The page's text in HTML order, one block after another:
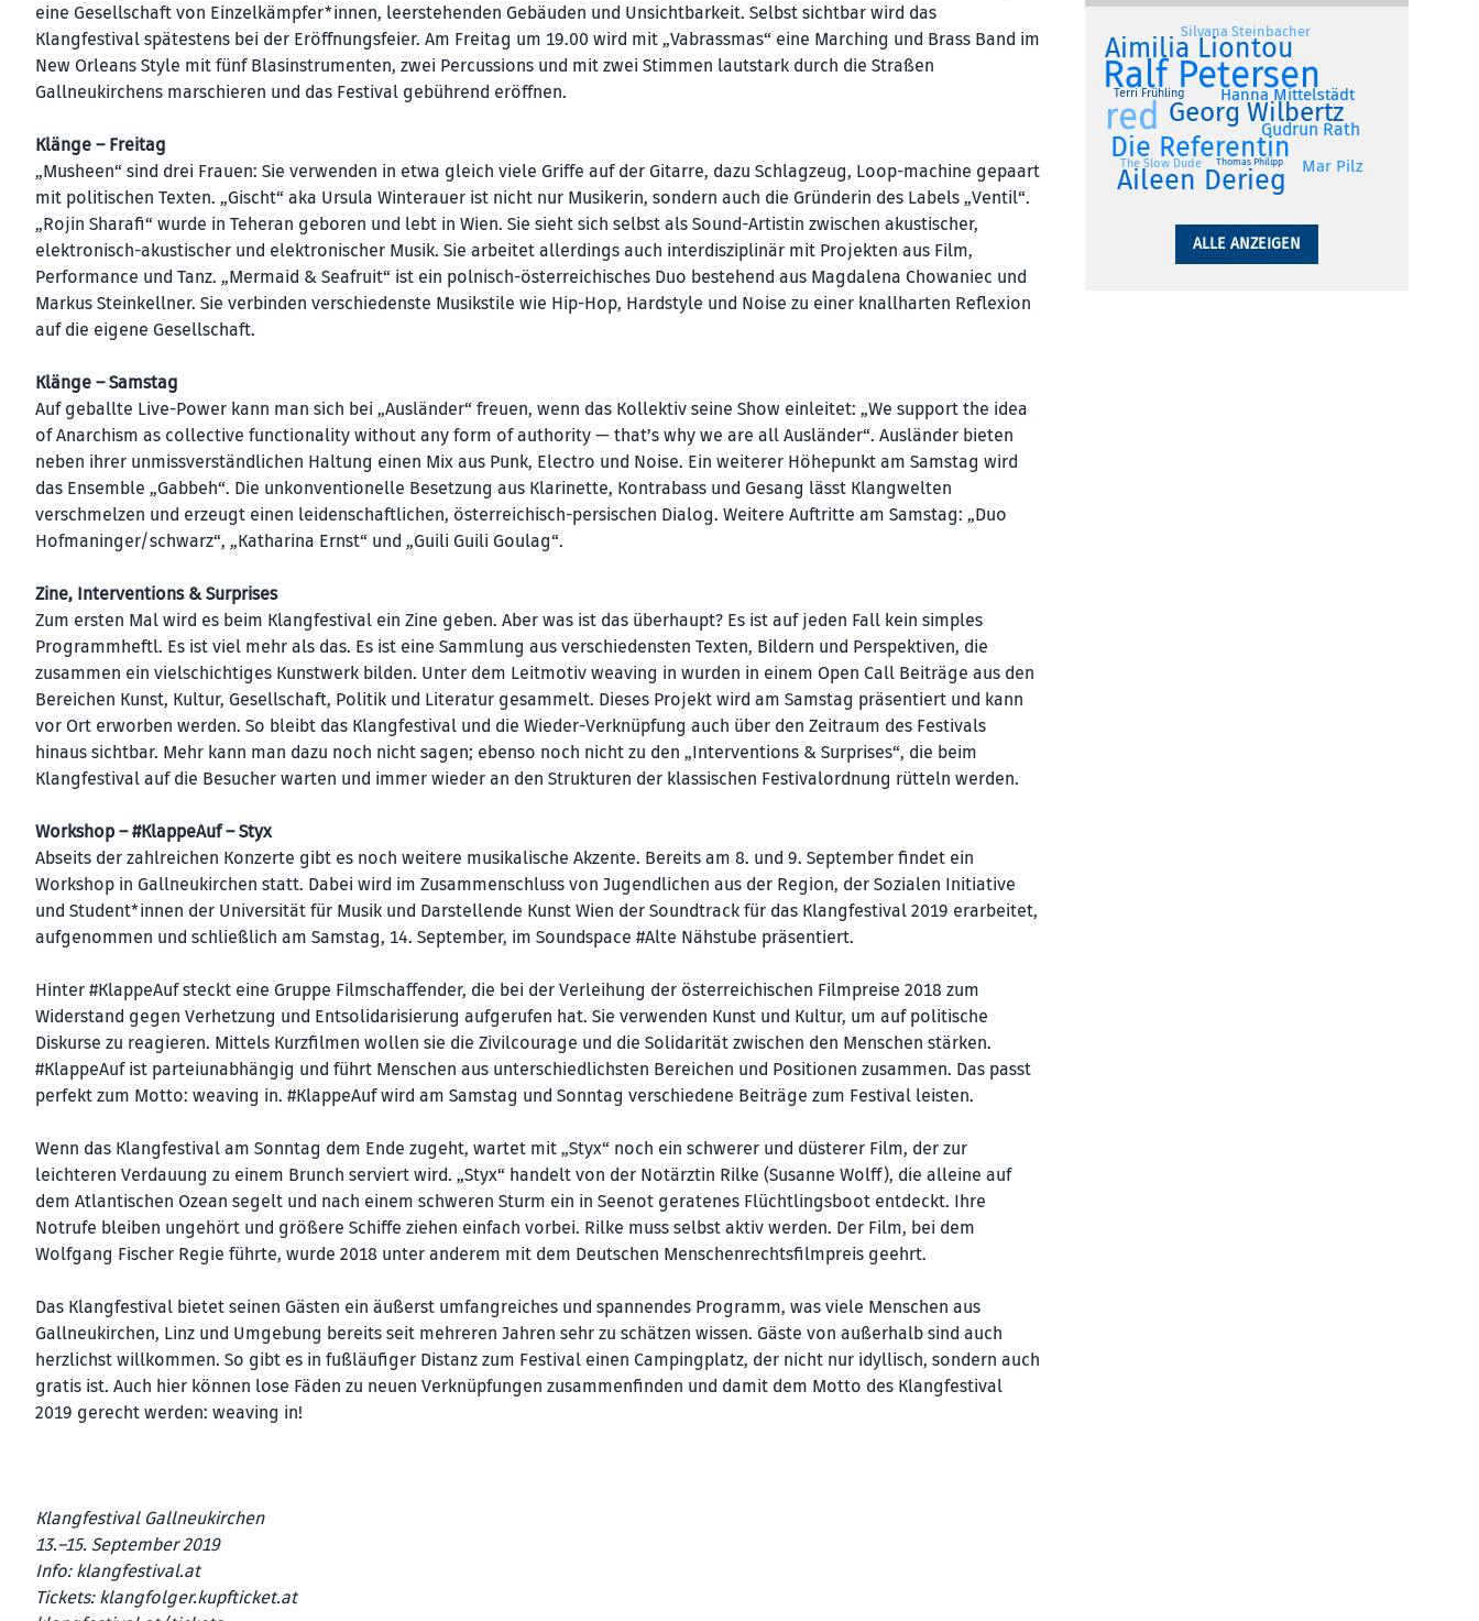
eine Gesellschaft von Einzelkämpfer*innen, leerstehenden Gebäuden und Unsichtbarkeit. Selbst sichtbar wird das
Klangfestival spätestens bei der Eröffnungsfeier. Am Freitag um 19.00 wird mit „Vabrassmas“ eine Marching und Brass Band im
New Orleans Style mit fünf Blasinstrumenten, zwei Percussions und mit zwei Stimmen lautstark durch die Straßen
Gallneukirchens marschieren und das Festival gebührend eröffnen.
Klänge – Freitag
„Musheen“ sind drei Frauen: Sie verwenden in etwa gleich viele Griffe auf der Gitarre, dazu Schlagzeug, Loop-machine gepaart
mit politischen Texten. „Gischt“ aka Ursula Winterauer ist nicht nur Musikerin, sondern auch die Gründerin des Labels „Ventil“.
„Rojin Sharafi“ wurde in Teheran geboren und lebt in Wien. Sie sieht sich selbst als Sound-Artistin zwischen akustischer,
elektronisch-akustischer und elektronischer Musik. Sie arbeitet allerdings auch interdisziplinär mit Projekten aus Film,
Performance und Tanz. „Mermaid & Seafruit“ ist ein polnisch-österreichisches Duo bestehend aus Magdalena Chowaniec und
Markus Steinkellner. Sie verbinden verschiedenste Musikstile wie Hip-Hop, Hardstyle und Noise zu einer knallharten Reflexion
auf die eigene Gesellschaft.
Klänge – Samstag
Auf geballte Live-Power kann man sich bei „Ausländer“ freuen, wenn das Kollektiv seine Show einleitet: „We support the idea
of Anarchism as collective functionality without any form of authority — that’s why we are all Ausländer“. Ausländer bieten
neben ihrer unmissverständlichen Haltung einen Mix aus Punk, Electro und Noise. Ein weiterer Höhepunkt am Samstag wird
das Ensemble „Gabbeh“. Die unkonventionelle Besetzung aus Klarinette, Kontrabass und Gesang lässt Klangwelten
verschmelzen und erzeugt einen leidenschaftlichen, österreichisch-persischen Dialog. Weitere Auftritte am Samstag: „Duo
Hofmaninger/schwarz“, „Katharina Ernst“ und „Guili Guili Goulag“.
Zine, Interventions & Surprises
Zum ersten Mal wird es beim Klangfestival ein Zine geben. Aber was ist das überhaupt? Es ist auf jeden Fall kein simples
Programmheftl. Es ist viel mehr als das. Es ist eine Sammlung aus verschiedensten Texten, Bildern und Perspektiven, die
zusammen ein vielschichtiges Kunstwerk bilden. Unter dem Leitmotiv weaving in wurden in einem Open Call Beiträge aus den
Bereichen Kunst, Kultur, Gesellschaft, Politik und Literatur gesammelt. Dieses Projekt wird am Samstag präsentiert und kann
vor Ort erworben werden. So bleibt das Klangfestival und die Wieder-Verknüpfung auch über den Zeitraum des Festivals
hinaus sichtbar. Mehr kann man dazu noch nicht sagen; ebenso noch nicht zu den „Interventions & Surprises“, die beim
Klangfestival auf die Besucher warten und immer wieder an den Strukturen der klassischen Festivalordnung rütteln werden.
Workshop – #KlappeAuf – Styx
Abseits der zahlreichen Konzerte gibt es noch weitere musikalische Akzente. Bereits am 8. und 9. September findet ein
Workshop in Gallneukirchen statt. Dabei wird im Zusammenschluss von Jugendlichen aus der Region, der Sozialen Initiative
und Student*innen der Universität für Musik und Darstellende Kunst Wien der Soundtrack für das Klangfestival 2019 erarbeitet,
aufgenommen und schließlich am Samstag, 14. September, im Soundspace #Alte Nähstube präsentiert.
Hinter #KlappeAuf steckt eine Gruppe Filmschaffender, die bei der Verleihung der österreichischen Filmpreise 2018 zum
Widerstand gegen Verhetzung und Entsolidarisierung aufgerufen hat. Sie verwenden Kunst und Kultur, um auf politische
Diskurse zu reagieren. Mittels Kurzfilmen wollen sie die Zivilcourage und die Solidarität zwischen den Menschen stärken.
#KlappeAuf ist parteiunabhängig und führt Menschen aus unterschiedlichsten Bereichen und Positionen zusammen. Das passt
perfekt zum Motto: weaving in. #KlappeAuf wird am Samstag und Sonntag verschiedene Beiträge zum Festival leisten.
Wenn das Klangfestival am Sonntag dem Ende zugeht, wartet mit „Styx“ noch ein schwerer und düsterer Film, der zur
leichteren Verdauung zu einem Brunch serviert wird. „Styx“ handelt von der Notärztin Rilke (Susanne Wolff), die alleine auf
dem Atlantischen Ozean segelt und nach einem schweren Sturm ein in Seenot geratenes Flüchtlingsboot entdeckt. Ihre
Notrufe bleiben ungehört und größere Schiffe ziehen einfach vorbei. Rilke muss selbst aktiv werden. Der Film, bei dem
Wolfgang Fischer Regie führte, wurde 2018 unter anderem mit dem Deutschen Menschenrechtsfilmpreis geehrt.
Das Klangfestival bietet seinen Gästen ein äußerst umfangreiches und spannendes Programm, was viele Menschen aus
Gallneukirchen, Linz und Umgebung bereits seit mehreren Jahren sehr zu schätzen wissen. Gäste von außerhalb sind auch
herzlichst willkommen. So gibt es in fußläufiger Distanz zum Festival einen Campingplatz, der nicht nur idyllisch, sondern auch
gratis ist. Auch hier können lose Fäden zu neuen Verknüpfungen zusammenfinden und damit dem Motto des Klangfestival
2019 gerecht werden: weaving in!
Klangfestival Gallneukirchen
13.–15. September 2019
Info: klangfestival.at
Tickets: klangfolger.kupfticket.at
Ralf Petersen
red
Aileen Derieg
Aimilia Liontou
Die Referentin
Georg Wilbertz
Gudrun Rath
Hanna Mittelstädt
Mar Pilz
Silvana Steinbacher
Terri Frühling
The Slow Dude Thomas Philipp
ALLE ANZEIGEN